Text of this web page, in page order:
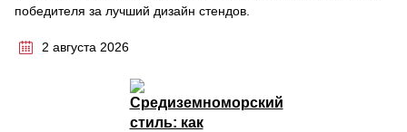
победителя за лучший дизайн стендов.
2 августа 2026